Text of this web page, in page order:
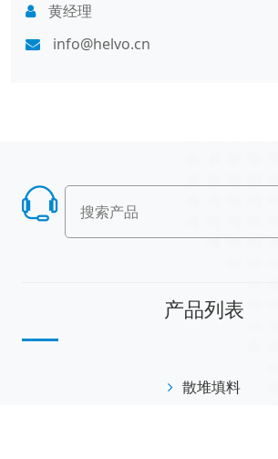
黄经理
info@helvo.cn
产品列表
散堆填料